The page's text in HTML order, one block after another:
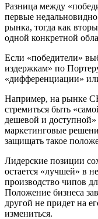
Разница между
первые
рынка, тогда как
одной конкретной
Если «победители»
издержкам» по
«дифференциации»
Например, на рынке
стремиться быть
дешевой и
маркетинговые
защищать такое
Лидерские позиции
остается «лучшей» в
производство чипов
Положение бизнеса
другой не придет на
измениться.